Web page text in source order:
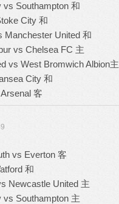
vs Southampton 和
City 和
Manchester United 和
vs Chelsea FC 主
vs West Bromwich Albion主
City 和
客
vs Everton 客
和
Newcastle United 主
vs Southampton 主